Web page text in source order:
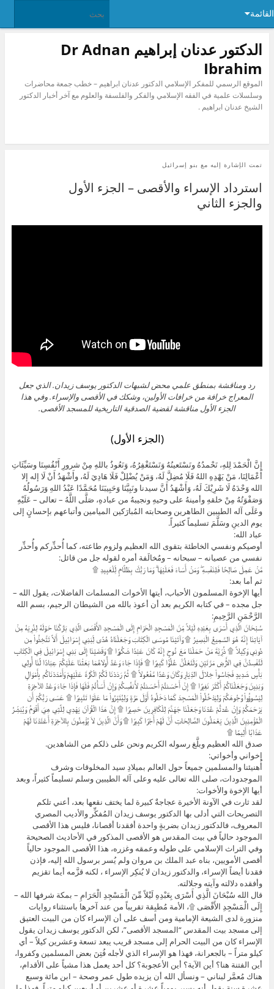
القائمة
الدكتور عدنان إبراهيم Dr Adnan
Ibrahim
الموقع الرسمي للمفكر الإسلامي الدكتور عدنان ابراهيم – خطب جمعة محاضرات
وسلسلات علمية في الفقه الإسلامي والفكر والفلسفة والعلوم مع آخر أخبار الدكتور
الشيخ عدنان ابراهيم .
تمت الإشارة إليه مع بنو إسرائيل
استرداد الإسراء والأقصى – الجزء الأول
والجزء الثاني
رد ومناقشة بمنطق علمي محض لشبهات الدكتور يوسف زيدان. الذي جعل
المعراج خرافة من خرافات الأولين، وشكك في الأقصى والإسراء. وفي هذا
الجزء الأول مناقشة لقضية الصدقية التاريخية للمسجد الأقصى.
(الجزء الأول)
إِنَّ الْحَمْدَ لِلهِ، نَحْمدُهُ ونَسْتَعينُهُ وَنَسْتَغْفِرُهُ، وَنَعُوذُ باللهِ مِنْ شرورِ أَنْفُسِنَا وسَيِّئَاتِ
أَعْمَالِنَا، مَنْ يَهْدِهِ اللهُ فَلَا مُضِلَّ لَهُ، وَمَنْ يُضْلِلْ فَلَا هَادِيَ لَهُ، وأَشْهَدُ أَنْ لَا إله إلا
الله وَحْدَهُ لَا شَرِيْكَ لَهُ، وَأَشْهَدُ أَنَّ سيدنا ونَبِيَّنَا وَحَبِيبَنَا مُحَمَّدًا عَبْدُ اللهِ وَرَسُولُهُ
وَصَفْوَتُهُ مِنْ خلقهِ وأمينهُ على وحيهِ ونجيبهُ من عبادهِ، صَلَّى اللَّهُ – تعالى – عَلَيْهِ
وعَلَى آله الطيبين الطاهرين وصحابته المُبارَكين الميامين وأتباعهم بإحسانٍ إلى
يوم الدينِ وسَلَّمَ تسليماً كثيراً.
عباد الله:
أوصيكم ونفسي الخاطئة بتقوى الله العظيم ولزوم طاعته، كما أُحذِّركم وأُحذِّر
نفسي من عصيانه – سبحانه – ومُخالَفة أمره لقوله جل من قائل:
مَّنْ عَمِلَ صَالِحًا فَلِنَفْسِهِ ۖ وَمَنْ أَسَاءَ فَعَلَيْهَا ۗ وَمَا رَبُّكَ بِظَلَّامٍ لِّلْعَبِيدِ ۩
ثم أما بعد:
أيها الإخوة المسلمون الأحباب، أيتها الأخوات المسلمات الفاضلات، يقول الله –
جل مجده – في كتابه الكريم بعد أن أعوذ بالله من الشيطان الرجيم، بسم الله
الرَّحْمَنِ الرَّحِيمِ:
سُبْحَانَ الَّذِي أَسْرَى بِعَبْدِهِ لَيْلاً مِّنَ الْمَسْجِدِ الْحَرَامِ إِلَى الْمَسْجِدِ الأَقْصَى الَّذِي بَارَكْنَا حَوْلَهُ لِنُرِيَهُ مِنْ
آيَاتِنَا إِنَّهُ هُوَ السَّمِيعُ الْبَصِيرُ ۩ وَآتَيْنَا مُوسَى الْكِتَابَ وَجَعَلْنَاهُ هُدًى لِّبَنِي إِسْرَائِيلَ أَلاَّ تَتَّخِذُواْ مِن
دُونِي وَكِيلاً ۩ ذُرِّيَّةَ مَنْ حَمَلْنَا مَعَ نُوحٍ إِنَّهُ كَانَ عَبْدًا شَكُورًا ۩ وَقَضَيْنَا إِلَى بَنِي إِسْرَائِيلَ فِي الْكِتَابِ
لَتُفْسِدُنَّ فِي الأَرْضِ مَرَّتَيْنِ وَلَتَعْلُنَّ عُلُوًّا كَبِيرًا ۩ فَإِذَا جَاءَ وَعْدُ أُولاهُمَا بَعَثْنَا عَلَيْكُمْ عِبَادًا لَّنَا أُولِي
بَأْسٍ شَدِيدٍ فَجَاسُواْ خِلالَ الدِّيَارِ وَكَانَ وَعْدًا مَّفْعُولاً ۩ ثُمَّ رَدَدْنَا لَكُمُ الْكَرَّةَ عَلَيْهِمْ وَأَمْدَدْنَاكُم بِأَمْوَالٍ
وَبَنِينَ وَجَعَلْنَاكُمْ أَكْثَرَ نَفِيرًا ۩ إِنْ أَحْسَنتُمْ أَحْسَنتُمْ لأَنفُسِكُمْ وَإِنْ أَسَأْتُمْ فَلَهَا فَإِذَا جَاءَ وَعْدُ الآخِرَةِ
لِيَسُوؤُواْ وُجُوهَكُمْ وَلِيَدْخُلُواْ الْمَسْجِدَ كَمَا دَخَلُوهُ أَوَّلَ مَرَّةٍ وَلِيُتَبِّرُواْ مَا عَلَوْا تَتْبِيرًا ۩ عَسَى رَبُّكُمْ أَن
يَرْحَمَكُمْ وَإِنْ عُدتُّمْ عُدْنَا وَجَعَلْنَا جَهَنَّمَ لِلْكَافِرِينَ حَصِيرًا ۩ إِنَّ هَذَا الْقُرْآنَ يَهْدِي لِلَّتِي هِيَ أَقْوَمُ وَيُبَشِّرُ
الْمُؤْمِنِينَ الَّذِينَ يَعْمَلُونَ الصَّالِحَاتِ أَنَّ لَهُمْ أَجْرًا كَبِيرًا ۩ وَأَنَّ الَّذِينَ لاَ يُؤْمِنُونَ بِالآخِرَةِ أَعْتَدْنَا لَهُمْ
عَذَابًا أَلِيمًا ۩
صدق الله العظيم وبلَّغ رسوله الكريم ونحن على ذلكم من الشاهدين.
إخواني وأخواتي:
أُهنيئنا والمسلمين جميعاً حول العالم بميلادِ سيد المخلوقات وشرف
الموجدودات، صلى الله تعالى عليه وعلى آله الطيبين وسلم تسليماً كثيراً، وبعد
أيها الإخوة والأخوات:
لقد ثارت في الآونة الأخيرة عجاجةٌ كبيرة لما يختف نقعها بعد، أعني تلكم
التصريحات التي أدلى بها الدكتور يوسف زيدان المُفكِّر والأديب المصري
المعروف، فالدكتور زيدان بضربةٍ واحدة أفقدنا أقصانا، فليس هذا الأقصى
الموجود حالياً في بيت المقدس هو الأقصى المذكور في الأحاديث الصحيحة
وفي التراث الإسلامي على طوله وعمقه وغزره، هذا الأقصى الموجود حالياً
أقصى الأمويين، بناه عبد الملك بن مروان ولم يُسر برسول الله إليه، فإذن
فقدنا أيضاً الإسراء، والدكتور زيدان لا يُنكِر الإسراء ، لكنه قزَّمه أيما تقزيم
وأفقده دلالته وآيته وجلالته.
قال الله سُبْحَانَ الَّذِي أَسْرَى بِعَبْدِهِ لَيْلاً مِّنَ الْمَسْجِدِ الْحَرَامِ – بمكة شرفها الله –
إِلَى الْمَسْجِدِ الأَقْصَى ۩، الأمة مُطبِقة تقريباً من عند آخرها باستثناء روايات
منزورة لدى الشيعة الإمامية ومن أسف على أن الإسراء كان من البيت العتيق
إلى مسجد بيت المقدس “المسجد الأقصى”، لكن الدكتور يوسف زيدان يقول
الإسراء كان من البيت الحرام إلى مسجد قريب يبعد تسعة وعشرين كيلاً – أي
كيلو متراً – بالجعرانة، فهذا هو الإسراء الذي لأجله فُتِنَ بعض المسلمين وكفروا،
أين الفتنة هنا؟ أين الآية؟ أين الأعجوبة؟ كل أحد يعمل هذا مشياً على الأقدام،
هناك مُعمَّر لبناني – ونسأل الله أن يزيده طول عمر وصحة – ابن مائة وسبع